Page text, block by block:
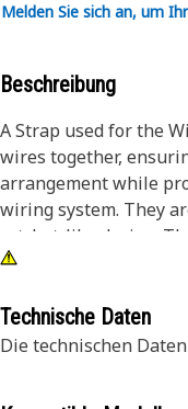
Melden Sie sich an, um
Beschreibung
A Strap used for the
wires together,
arrangement while
wiring system. They
ratchet-like design.
rectangular or oblong
Attributes:
Technische Daten
Die technischen